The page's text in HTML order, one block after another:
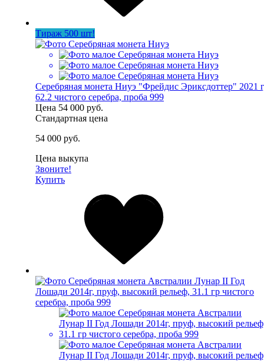
Тираж 500 шт!
Серебряная монета Ниуэ "Фрейдис Эриксдоттер" 2021
62.2 чистого серебра, проба 999
Цена 54 000 руб.
Стандартная цена
54 000 руб.
Цена выкупа
Звоните!
Купить